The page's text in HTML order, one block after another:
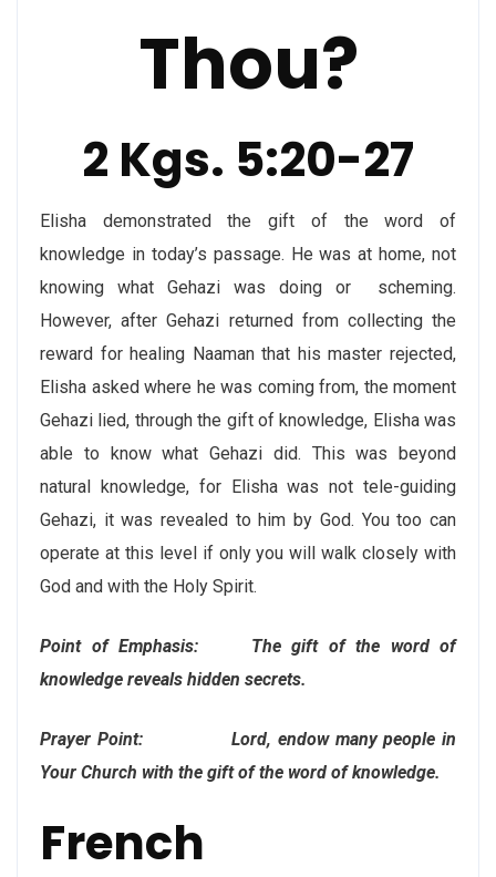
Thou?
2 Kgs. 5:20-27
Elisha demonstrated the gift of the word of
knowledge in today’s passage. He was at home, not
knowing what Gehazi was doing or scheming.
However, after Gehazi returned from collecting the
reward for healing Naaman that his master rejected,
Elisha asked where he was coming from, the moment
Gehazi lied, through the gift of knowledge, Elisha was
able to know what Gehazi did. This was beyond
natural knowledge, for Elisha was not tele-guiding
Gehazi, it was revealed to him by God. You too can
operate at this level if only you will walk closely with
God and with the Holy Spirit.
Point of Emphasis: The gift of the word of
knowledge reveals hidden secrets.
Prayer Point: Lord, endow many people in
Your Church with the gift of the word of knowledge.
French